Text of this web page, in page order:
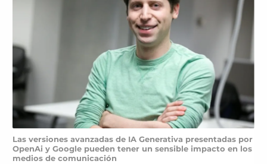
Las versiones avanzadas de IA Generativa presentadas por
OpenAi y Google pueden tener un sensible impacto en los
medios de comunicación